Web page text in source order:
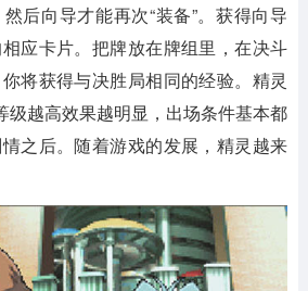
后向导才能再次“装备”。获得向导
应卡片。把牌放在牌组里，在决斗
将获得与决胜局相同的经验。精灵
级越高效果越明显，出场条件基本都
之后。随着游戏的发展，精灵越来